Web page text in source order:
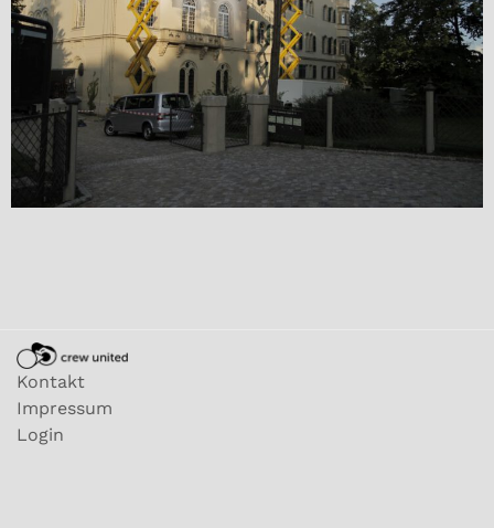
Kontakt
Impressum
Login